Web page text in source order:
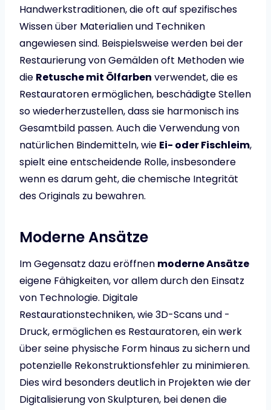
Handwerkstraditionen, die oft auf spezifisches
Wissen über Materialien und Techniken
angewiesen sind. Beispielsweise werden bei der
Restaurierung von Gemälden oft Methoden wie
die Retusche mit Ölfarben verwendet, die es
Restauratoren ermöglichen, beschädigte Stellen
so wiederherzustellen, dass sie harmonisch ins
Gesamtbild passen. Auch die Verwendung von
natürlichen Bindemitteln, wie Ei- oder Fischleim,
spielt eine entscheidende Rolle, insbesondere
wenn es darum geht, die chemische Integrität
des Originals zu bewahren.
Moderne Ansätze
Im Gegensatz dazu eröffnen moderne Ansätze
eigene Fähigkeiten, vor allem durch den Einsatz
von Technologie. Digitale
Restaurationstechniken, wie 3D-Scans und -
Druck, ermöglichen es Restauratoren, ein werk
über seine physische Form hinaus zu sichern und
potenzielle Rekonstruktionsfehler zu minimieren.
Dies wird besonders deutlich in Projekten wie der
Digitalisierung von Skulpturen, bei denen die